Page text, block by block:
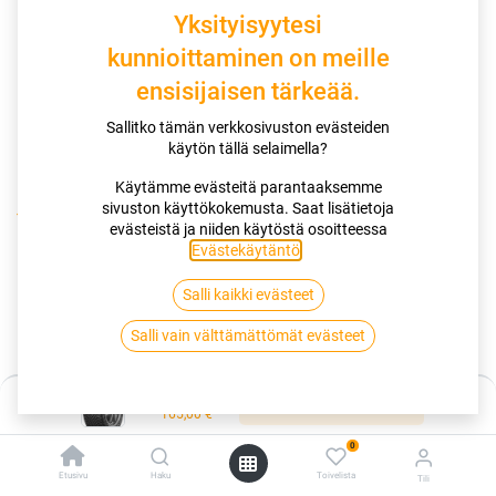
165,00€
Etusivu Haku
0
Toivelista Tili
Kauppa
195/55R16 91T GOODYEAR ULTRAGRIP ICE 3 XL EVR
195/55R16 91T GOODYEAR
ULTRAGRIP ICE 3 XL EVR
165,00€/ kpl
Saatavilla
Yksityisyytesi
kunnioittaminen on meille
ensisijaisen tärkeää.
Sallitko tämän verkkosivuston evästeiden
käytön tällä selaimella?
Käytämme evästeitä parantaaksemme
sivuston käyttökokemusta. Saat lisätietoja
evästeistä ja niiden käytöstä osoitteessa
Evästekäytäntö
Salli kaikki evästeet
Salli vain välttämättömät evästeet